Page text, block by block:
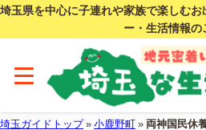
埼玉県を中心に子連れや家族で楽しむ
ー・生活情報の
埼玉ガイドトップ» 小鹿野町 » 両神国民休